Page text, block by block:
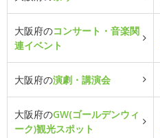
大阪府のコンサート・音楽関
連イベント
大阪府の演劇・講演会
大阪府のGW(ゴールデンウィ
ーク)観光スポット